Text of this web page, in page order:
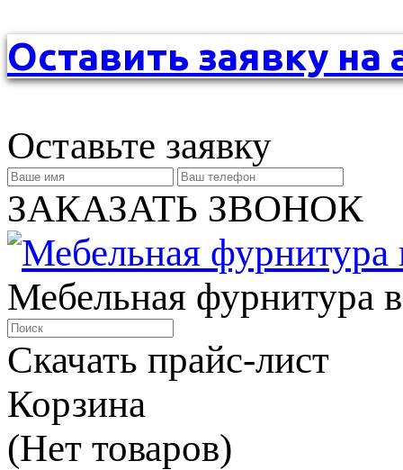
Оставить заявку на
Оставьте заявку
ЗАКАЗАТЬ ЗВОНОК
Мебельная фурнитура
Скачать прайс-лист
Корзина
(Нет товаров)